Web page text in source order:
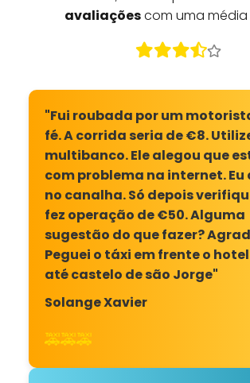
avaliaçõescom uma média
"Fui roubada por um
fé. A corrida seria de €8.
multibanco. Ele alegou que
com problema na internet.
no canalha. Só depois
fez operação de €50. Alguma
sugestão do que fazer?
Peguei o táxi em frente o
até castelo de são Jorge"
Solange Xavier
🚕🚕🚕